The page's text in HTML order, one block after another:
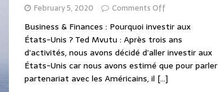
February 5, 2020 Comments Off
Business & Finances : Pourquoi investir aux
États-Unis ? Ted Mvutu : Après trois ans
d’activités, nous avons décidé d’aller investir aux
États-Unis car nous avons estimé que pour parler
partenariat avec les Américains, il […]